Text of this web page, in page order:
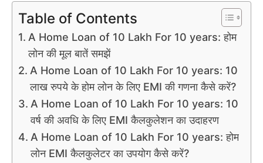
Table of Contents
A Home Loan of 10 Lakh For 10 years: होम
लोन की मूल बातें समझें
A Home Loan of 10 Lakh For 10 years: 10
लाख रुपये के होम लोन के लिए EMI की गणना कैसे करें?
A Home Loan of 10 Lakh For 10 years: 10
वर्ष की अवधि के लिए EMI कैलकुलेशन का उदाहरण
A Home Loan of 10 Lakh For 10 years: होम
लोन EMI कैलकुलेटर का उपयोग कैसे करें?